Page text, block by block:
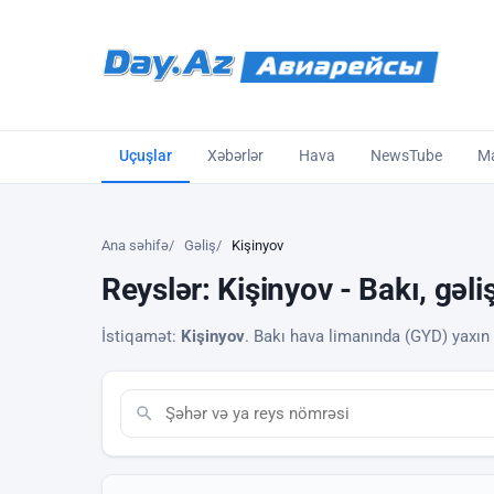
Uçuşlar Xəbərlər Hava NewsTube
Ana səhifə Gəliş Kişinyov
Reyslər: Kişinyov - Bakı,
İstiqamət: Kişinyov. Bakı hava limanında (GYD)